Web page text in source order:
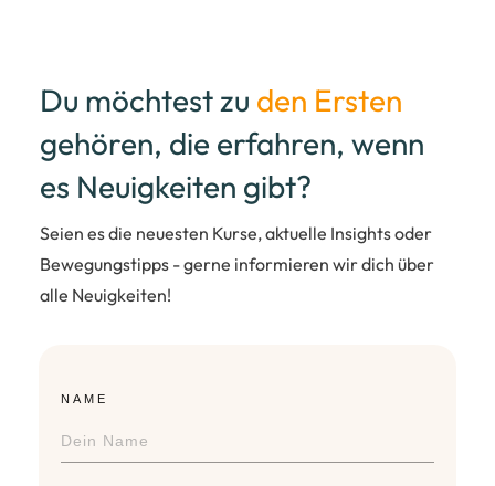
Du möchtest zu den Ersten
gehören, die erfahren, wenn
es Neuigkeiten gibt?
Seien es die neuesten Kurse, aktuelle Insights oder
Bewegungstipps - gerne informieren wir dich über
alle Neuigkeiten!
NAME